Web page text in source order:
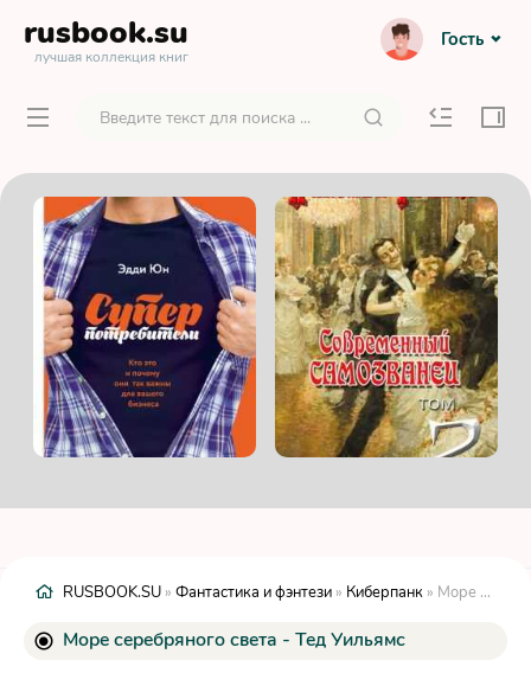
rusbook.su
лучшая коллекция книг
Гость
RUSBOOK.SU » Фантастика и фэнтези » Киберпанк » Море серебряного света - Тед Уильямс
Море серебряного света - Тед Уильямс